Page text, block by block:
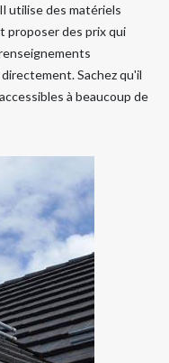
utilise des matériels
proposer des prix qui
Sachez qu'il
à beaucoup de